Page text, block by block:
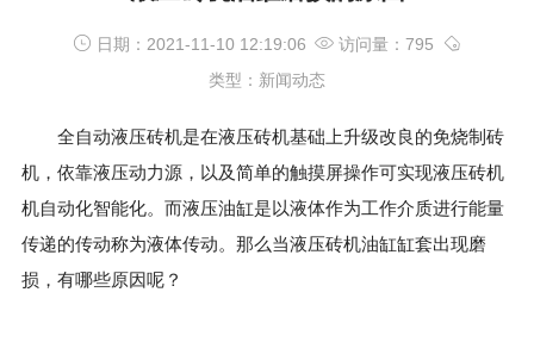
日期：2021-11-10 12:19:06
访问量：795
类型：新闻动态
全自动液压砖机是在液压砖机基础上升级改良的免烧制砖
机，依靠液压动力源，以及简单的触摸屏操作可实现液压砖机
机自动化智能化。而液压油缸是以液体作为工作介质进行能量
传递的传动称为液体传动。那么当液压砖机油缸缸套出现磨
损，有哪些原因呢？